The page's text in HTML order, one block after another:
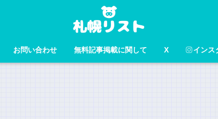
お問い合わせ 無料記事掲載に関して X インス